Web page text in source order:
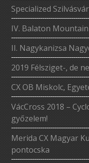
Specialized
IV. Balaton
II. Nagykanizsa
2019 Félsziget-, de
CX OB Miskolc,
VácCross 2018 –
győzelem!
Merida CX Magyar
pontocska